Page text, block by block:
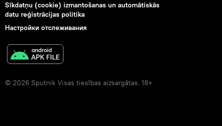
Sīkdatņu (cookie) izmantošanas un automātiskās
datu reģistrācijas politika
Настройки отслеживания
© 2026 Sputnik Visas tiesības aizsargātas. 18+